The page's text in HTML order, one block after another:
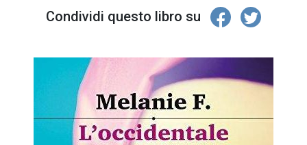
Condividi questo libro su